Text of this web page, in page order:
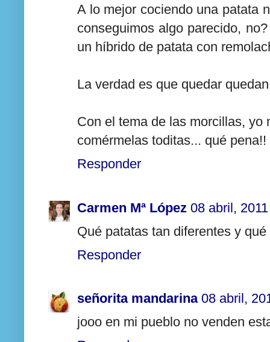
A lo mejor cociendo una patata
conseguimos algo parecido,
un híbrido de patata con
La verdad es que quedar
Con el tema de las morcillas,
comérmelas toditas... qué
Responder
Carmen Mª López 08 abril,
Qué patatas tan diferentes y
Responder
señorita mandarina 08 abril,
jooo en mi pueblo no venden